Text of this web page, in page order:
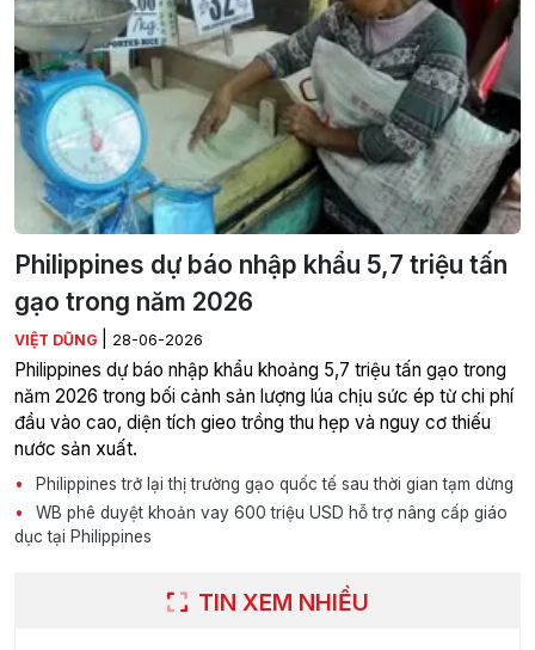
Philippines dự báo nhập khẩu 5,7 triệu tấn
gạo trong năm 2026
VIỆT DŨNG 28-06-2026
Philippines dự báo nhập khẩu khoảng 5,7 triệu tấn gạo trong
năm 2026 trong bối cảnh sản lượng lúa chịu sức ép từ chi phí
đầu vào cao, diện tích gieo trồng thu hẹp và nguy cơ thiếu
nước sản xuất.
Philippines trở lại thị trường gạo quốc tế sau thời gian tạm dừng
WB phê duyệt khoản vay 600 triệu USD hỗ trợ nâng cấp giáo
dục tại Philippines
TIN XEM NHIỀU